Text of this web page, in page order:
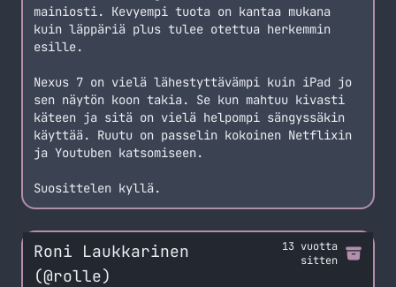
mainiosti. Kevyempi tuota on kantaa mukana
kuin läppäriä plus tulee otettua herkemmin
esille.
Nexus 7 on vielä lähestyttävämpi kuin iPad jo
sen näytön koon takia. Se kun mahtuu kivasti
käteen ja sitä on vielä helpompi sängyssäkin
käyttää. Ruutu on passelin kokoinen Netflixin
ja Youtuben katsomiseen.
Suosittelen kyllä.
Roni Laukkarinen
(@rolle)
13 vuotta
sitten